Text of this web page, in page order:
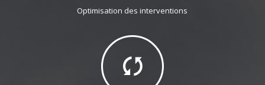
Optimisation des interventions